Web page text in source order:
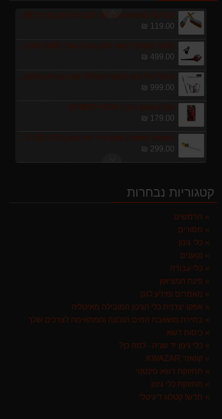
מגרטא מטאטא מגרפה דגם האדסון מבית GARLAND ספרד
119.00 ₪
מפוח חשמלי נושף יונק וגורס הארי HARRY LSN 2900
499.00 ₪
ערכת כלי גינון לגובה הכוללת מוט גבהים טלסקופי 5 מטר, מסור, תוכי ומספרי גבהים גדר חי גרלנד GARLAND באנדל האדסון
999.00 ₪
מברג נטען היברו HYBRO H300
179.00 ₪
מגזמת נטענת | גוזם גדר חיה נטען GARLAND SET KEEPER 20V 252-V23 גוף בלבד
299.00 ₪
999.00 ₪
מברג נטען היברו HYBRO H300
179.00 ₪
299.00 ₪
קטגוריות נבחרות
חרמשים
מסורים
כלי גינון
נטענים
כלי עבודה
פינת המציאון
מאמרים ומידע לגנן
אפקו יצרנית כלי הגינון המובילה מאיטליה
בחירת משאבת המים הנכונה והמתאימה לצרכים שלך
כיסוח דשא
כלי גינון יד שניה - למה כן?
קוואזר KWAZAR
תחזוקת דשא סינטטי
תחזוקת כלי גינון
חדש! קטלוג דיגיטלי